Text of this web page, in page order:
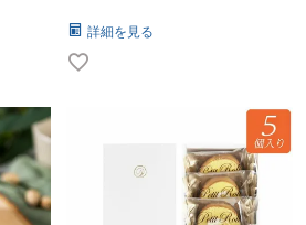
詳細を見る